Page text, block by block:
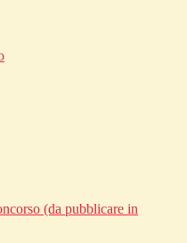
(da pubblicare in